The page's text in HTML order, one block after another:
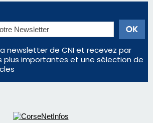
newsletter de CNI et recevez par
plus importantes et une sélection de